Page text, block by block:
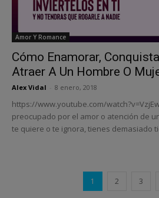
Amor Y Romance
Cómo Enamorar,
Atraer A Un Hombre O
Alex Vidal 8 enero, 2018
https://www.youtube.com/
preocupado por el amor o atención de
te quiere o te ignora, tienes demasiado
1 2 3